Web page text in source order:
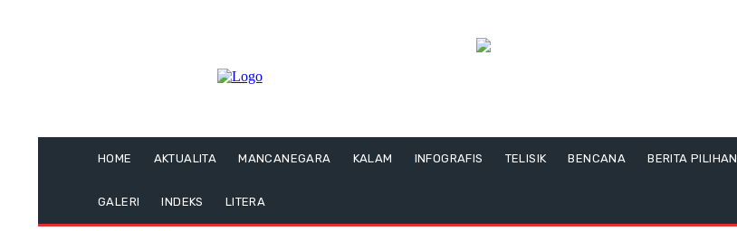
HOME AKTUALITA MANCANEGARA KALAM INFOGRAFIS TELISIK BENCANA BERITA PILIHAN
GALERI INDEKS LITERA